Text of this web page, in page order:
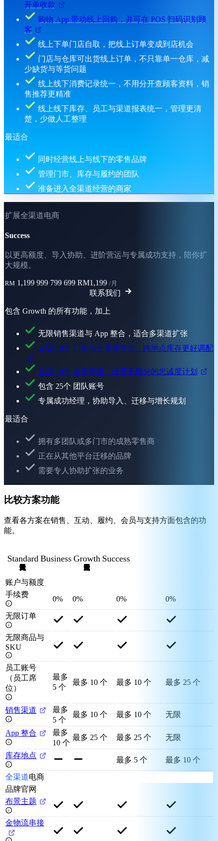
开单收款
购物 App 带动线上回购，并可在 POS 扫码识别顾
客
线上下单门店自取，把线上订单变成到店机会
门店与仓库可出货线上订单，不只靠单一仓库，减
少缺货与等货问题
线上线下消费记录统一，不用分开查顾客资料，销
售推荐更精准
线上线下库存、员工与渠道报表统一，管理更清
楚，少做人工整理
最适合
同时经营线上与线下的零售品牌
管理门市、库存与履约的团队
准备进入全渠道经营的商家
扩展全渠道电商
Success
以更高额度、导入协助、进阶营运与专属成功支持，陪你扩
大规模。
RM 1,199 999 799 699 RM1,199 /月
联系我们
包含 Growth 的所有功能，加上
无限销售渠道与 App 整合，适合多渠道扩张
支援 10个 门店与仓库库存点，跨地点库存更好调配
支援 10个 会员等级，经营更细分的忠诚度计划
包含 25个 团队账号
专属成功经理，协助导入、迁移与增长规划
最适合
拥有多团队或多门市的成熟零售商
正在从其他平台迁移的品牌
需要专人协助扩张的业务
比较方案功能
查看各方案在销售、互动、履约、会员与支持方面包含的功
能。
Standard Business Growth Success
账户与额度
手续费
0% 0% 0% 0%
无限订单
无限商品与
SKU
员工账号
（员工席
位）
最多
5 个
最多 10 个 最多 10 个 最多 25 个
销售渠道
最多
5 个
最多 10 个 最多 10 个 无限
App 整合
最多
10 个
最多 25 个 最多 25 个 无限
库存地点
最多 5 个 最多 10 个
全渠道电商
品牌官网
布景主题
金物流串接